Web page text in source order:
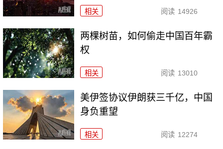
相关 阅读 14926
两棵树苗，如何偷走中国百年霸
权
相关 阅读 13010
美伊签协议伊朗获三千亿，中国
身负重望
相关 阅读 12274